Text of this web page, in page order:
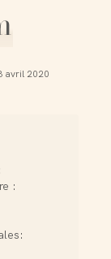
avril 2020
: